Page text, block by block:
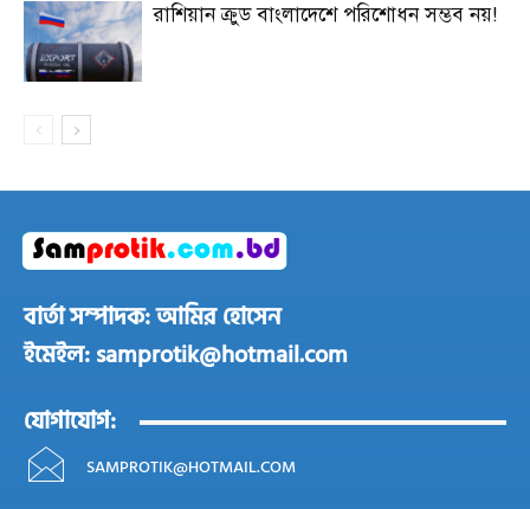
রাশিয়ান ক্রুড বাংলাদেশে পরিশোধন সম্ভব নয়!
বার্তা সম্পাদক: আমির হোসেন
ইমেইল: samprotik@hotmail.com
যোগাযোগ:
SAMPROTIK@HOTMAIL.COM